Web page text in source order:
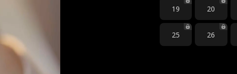
19 20
25 26